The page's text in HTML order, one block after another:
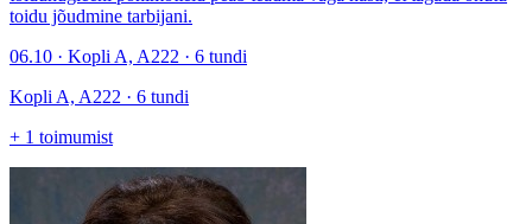
toidu jõudmine tarbijani.
06.10 · Kopli A, A222 · 6 tundi
Kopli A, A222 · 6 tundi
+ 1 toimumist